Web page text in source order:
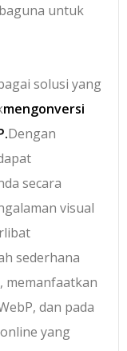
untuk
solusi yang
mengonversi
Dengan
secara
visual
sederhana
memanfaatkan
dan pada
yang